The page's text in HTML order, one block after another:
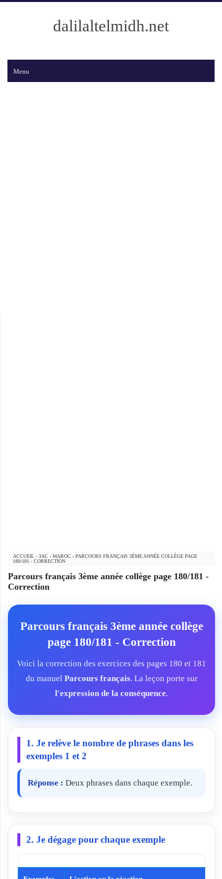
dalilaltelmidh.net
Menu
ACCUEIL › 3AC › MAROC › PARCOURS FRANÇAIS 3ÈME ANNÉE COLLÈGE PAGE
180/181 - CORRECTION
Parcours français 3ème année collège page 180/181 -
Correction
Parcours français 3ème année collège
page 180/181 - Correction
Voici la correction des exercices des pages 180 et 181
du manuel Parcours français. La leçon porte sur
l'expression de la conséquence.
1. Je relève le nombre de phrases dans les
exemples 1 et 2
Réponse : Deux phrases dans chaque exemple.
2. Je dégage pour chaque exemple